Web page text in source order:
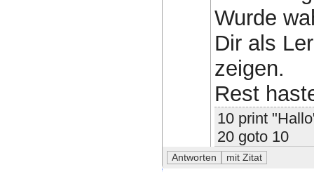
Wurde
Dir als
zeigen.
Rest
10 print
20 goto 10